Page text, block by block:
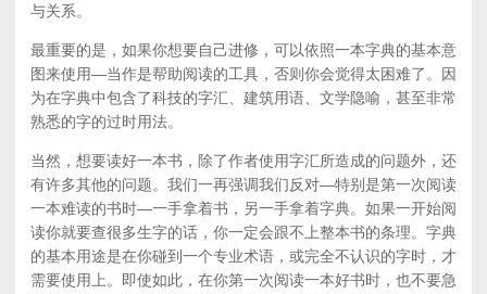
与关系。
最重要的是，如果你想要自己进修，可以依照一本字典的基本意
图来使用—当作是帮助阅读的工具，否则你会觉得太困难了。因
为在字典中包含了科技的字汇、建筑用语、文学隐喻，甚至非常
熟悉的字的过时用法。
当然，想要读好一本书，除了作者使用字汇所造成的问题外，还
有许多其他的问题。我们一再强调我们反对—特别是第一次阅读
一本难读的书时—一手拿着书，另一手拿着字典。如果一开始阅
读你就要查很多生字的话，你一定会跟不上整本书的条理。字典
的基本用途是在你碰到一个专业术语，或完全不认识的字时，才
需要使用上。即使如此，在你第一次阅读一本好书时，也不要急